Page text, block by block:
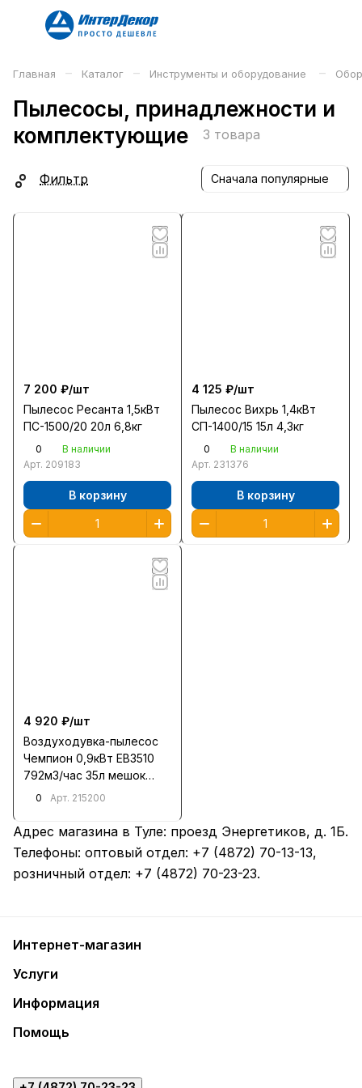
Главная – Каталог – Инструменты и оборудование –
Пылесосы, принадлежности и
комплектующие
3 товара
Фильтр Сначала популярные
7 200 ₽/шт
Пылесос Ресанта 1,5кВт
ПС-1500/20 20л 6,8кг
0
В наличии
Арт. 209183
В корзину
4 125 ₽/шт
Пылесос Вихрь 1,4кВт
СП-1400/15 15л 4,3кг
0
В наличии
Арт. 231376
В корзину
4 920 ₽/шт
Воздуходувка-пылесос
Чемпион 0,9кВт EB3510
792м3/час 35л мешок
2,8кг
0 Арт. 215200
Адрес магазина в Туле: проезд Энергетиков, д. 1Б.
Телефоны: оптовый отдел: +7 (4872) 70-13-13,
розничный отдел: +7 (4872) 70-23-23.
Интернет-магазин
Услуги
Информация
Помощь